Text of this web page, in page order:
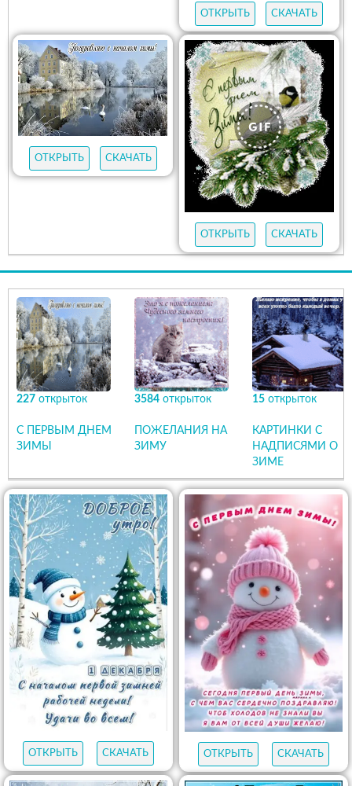
ОТКРЫТЬ СКАЧАТЬ
ОТКРЫТЬ СКАЧАТЬ
ОТКРЫТЬ СКАЧАТЬ
227 открыток
С ПЕРВЫМ ДНЕМ
ЗИМЫ
3584 открыток
ПОЖЕЛАНИЯ НА
ЗИМУ
15 открыток
КАРТИНКИ С
НАДПИСЯМИ О
ЗИМЕ
ОТКРЫТЬ СКАЧАТЬ ОТКРЫТЬ СКАЧАТЬ